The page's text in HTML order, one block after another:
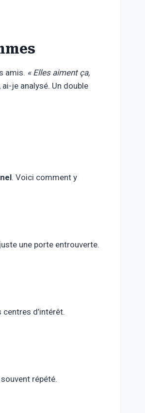
amis. « Elles aiment ça,
ai-je analysé. Un double
. Voici comment y
une porte entrouverte.
d’intérêt.
répété.